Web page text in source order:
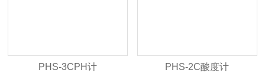
PHS-3CPH计 PHS-2C酸度计